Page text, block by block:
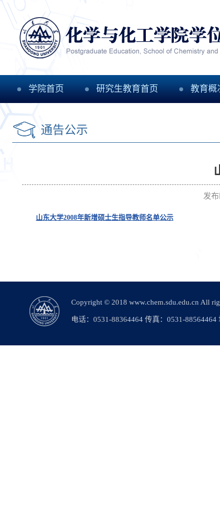
学院首页 研究生教育首页 教育概
通告公示
发
山东大学2008年新增硕士生指导教师名单公示
Copyright © 2018 www.chem.sdu.edu.cn All
电话：0531-88364464 传真：0531-